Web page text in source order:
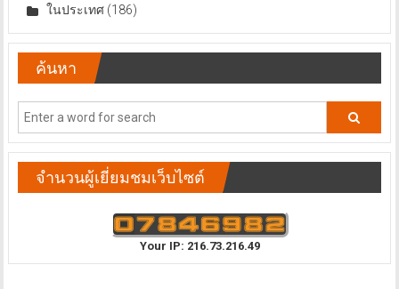
ในประเทศ(186)
ค้นหา
จำนวนผู้เยี่ยมชมเว็บไซต์
Your IP: 216.73.216.49